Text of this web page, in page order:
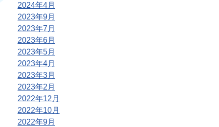
2024年4月
2023年9月
2023年7月
2023年6月
2023年5月
2023年4月
2023年3月
2023年2月
2022年12月
2022年10月
2022年9月